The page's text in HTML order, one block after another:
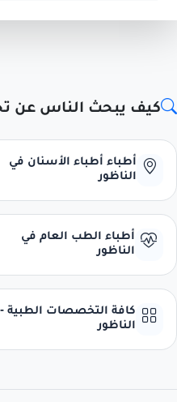
كيف يبحث الناس عن
أطباء أطباء الأسنان في
الناظور
أطباء الطب العام في
الناظور
كافة التخصصات الطبية -
الناظور